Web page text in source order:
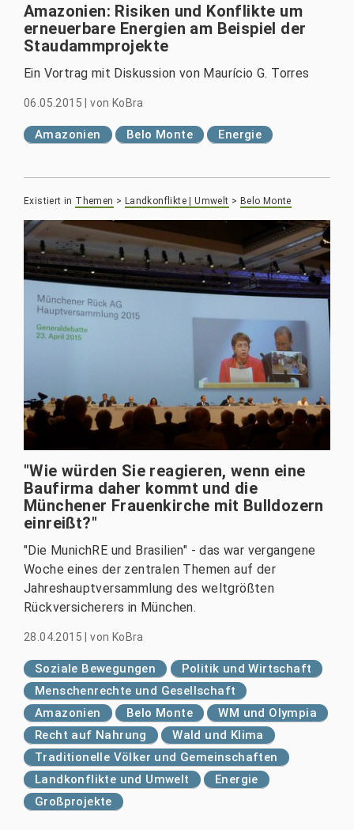
Amazonien: Risiken und Konflikte um
erneuerbare Energien am Beispiel der
Staudammprojekte
Ein Vortrag mit Diskussion von Maurício G. Torres
06.05.2015 |von KoBra
Amazonien Belo Monte Energie
Existiert in Themen > Landkonflikte | Umwelt > Belo Monte
"Wie würden Sie reagieren, wenn eine
Baufirma daher kommt und die
Münchener Frauenkirche mit Bulldozern
einreißt?"
"Die MunichRE und Brasilien" - das war vergangene
Woche eines der zentralen Themen auf der
Jahreshauptversammlung des weltgrößten
Rückversicherers in München.
28.04.2015 |von KoBra
Soziale Bewegungen
Politik und Wirtschaft
Menschenrechte und Gesellschaft
Amazonien
Belo Monte
WM und Olympia
Recht auf Nahrung
Wald und Klima
Traditionelle Völker und Gemeinschaften
Landkonflikte und Umwelt
Energie
Großprojekte